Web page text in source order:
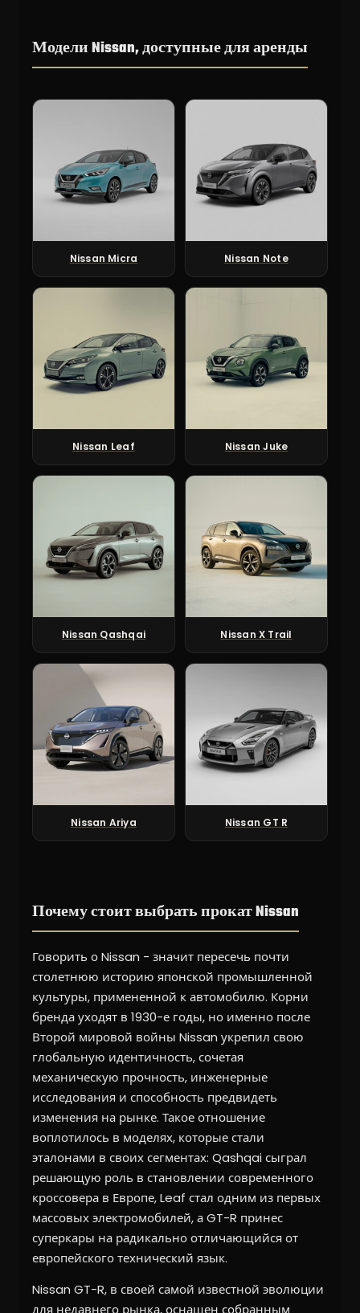
Модели Nissan, доступные для аренды
Nissan Micra Nissan Note
Nissan Leaf Nissan Juke
Nissan Qashqai Nissan X Trail
Nissan Ariya Nissan GT R
Почему стоит выбрать прокат Nissan
Говорить о Nissan - значит пересечь почти
столетнюю историю японской промышленной
культуры, примененной к автомобилю. Корни
бренда уходят в 1930-е годы, но именно после
Второй мировой войны Nissan укрепил свою
глобальную идентичность, сочетая
механическую прочность, инженерные
исследования и способность предвидеть
изменения на рынке. Такое отношение
воплотилось в моделях, которые стали
эталонами в своих сегментах: Qashqai сыграл
решающую роль в становлении современного
кроссовера в Европе, Leaf стал одним из первых
массовых электромобилей, а GT-R принес
суперкары на радикально отличающийся от
европейского технический язык.
Nissan GT-R, в своей самой известной эволюции
для недавнего рынка, оснащен собранным